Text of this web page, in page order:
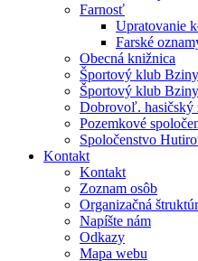
Farnosť
Upratovanie
Farské
Obecná knižnica
Športový klub Bziny
Športový klub
Dobrovoľ. hasičský
Pozemkové
Spoločenstvo
Kontakt
Kontakt
Zoznam osôb
Organizačná
Napíšte nám
Odkazy
Mapa webu